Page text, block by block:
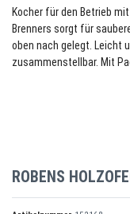
Kocher für den Betrieb
Brenners sorgt für
oben nach gelegt. Leicht
zusammenstellbar. Mit
ROBENS